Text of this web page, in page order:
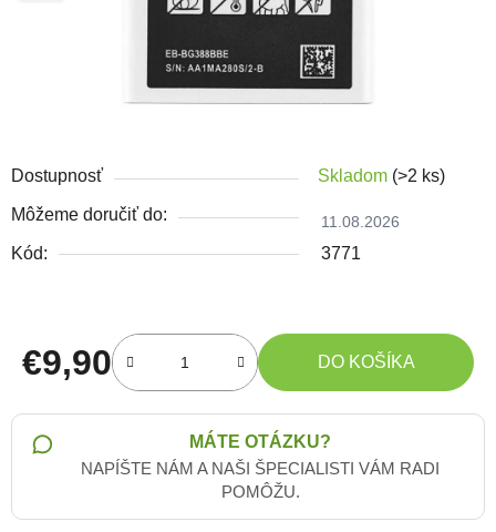
Dostupnosť Skladom (>2 ks)
Môžeme doručiť do: 11.08.2026
Kód: 3771
€9,90
Jednotková cena:
DO KOŠÍKA
MÁTE OTÁZKU?
NAPÍŠTE NÁM A NAŠI ŠPECIALISTI VÁM RADI
POMÔŽU.